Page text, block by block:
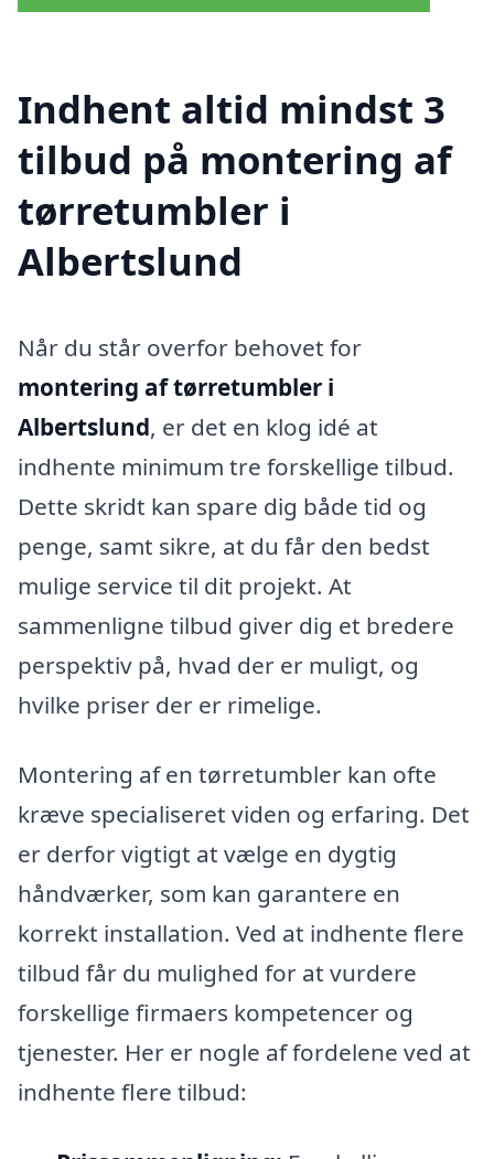
Indhent altid mindst 3
tilbud på montering af
tørretumbler i
Albertslund
Når du står overfor behovet for
montering af tørretumbler i
Albertslund, er det en klog idé at
indhente minimum tre forskellige tilbud.
Dette skridt kan spare dig både tid og
penge, samt sikre, at du får den bedst
mulige service til dit projekt. At
sammenligne tilbud giver dig et bredere
perspektiv på, hvad der er muligt, og
hvilke priser der er rimelige.
Montering af en tørretumbler kan ofte
kræve specialiseret viden og erfaring. Det
er derfor vigtigt at vælge en dygtig
håndværker, som kan garantere en
korrekt installation. Ved at indhente flere
tilbud får du mulighed for at vurdere
forskellige firmaers kompetencer og
tjenester. Her er nogle af fordelene ved at
indhente flere tilbud: